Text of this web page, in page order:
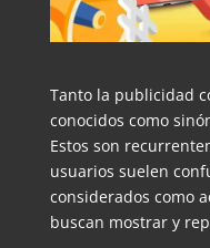
Tanto la publicidad
conocidos como
Estos son
usuarios suelen
considerados como
buscan mostrar y